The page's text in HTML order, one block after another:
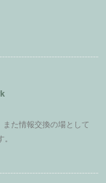
た情報交換の場として
。